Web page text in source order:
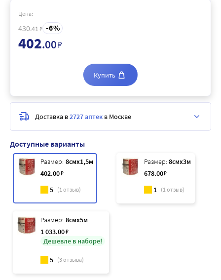
Доступные варианты
Размер: 8смx1,5м
402.00₽
5 (1отзыв)
Размер: 8смx3м
678.00₽
1 (1отзыв)
Размер: 8смx5м
1 033.00₽
Дешевле в наборе!
5 (3отзыва)
Цена:
430.41 ₽ 6
402.00₽
Купить
Доставка в2727 аптек в Москве